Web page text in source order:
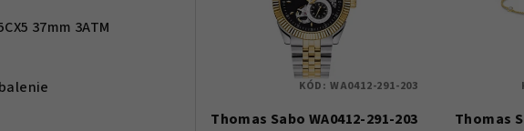
37mm 3ATM
r
Thomas Sabo WA0412-291-203
KÓD: WA0412-291-203
Thomas